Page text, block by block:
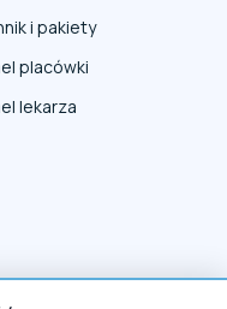
i pakiety
placówki
lekarza